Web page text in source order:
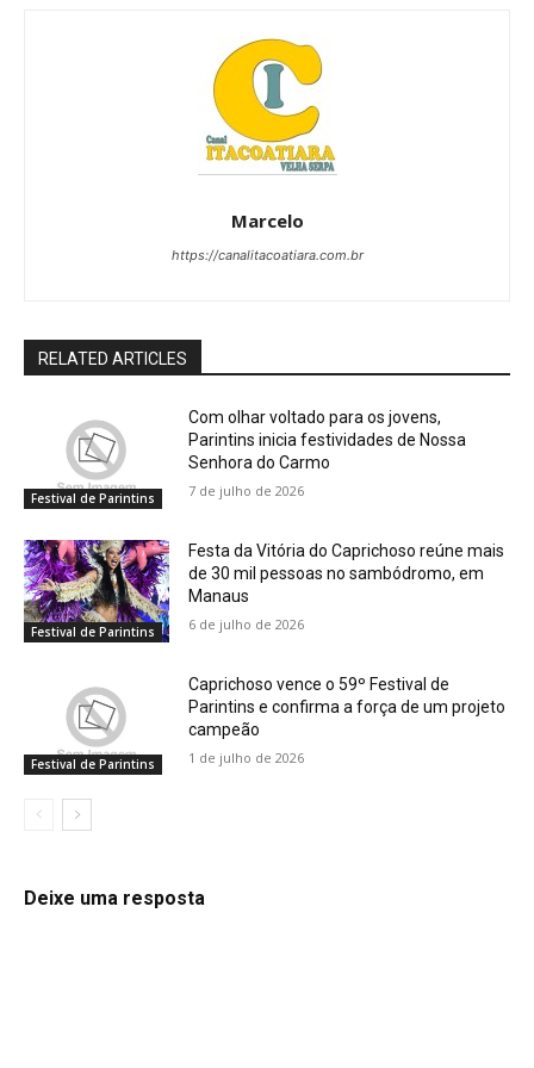
Marcelo
https://canalitacoatiara.com.br
RELATED ARTICLES
Festival de Parintins
Com olhar voltado para os jovens,
Parintins inicia festividades de Nossa
Senhora do Carmo
7 de julho de 2026
Festival de Parintins
Festa da Vitória do Caprichoso reúne mais
de 30 mil pessoas no sambódromo, em
Manaus
6 de julho de 2026
Festival de Parintins
Caprichoso vence o 59º Festival de
Parintins e confirma a força de um projeto
campeão
1 de julho de 2026
Deixe uma resposta